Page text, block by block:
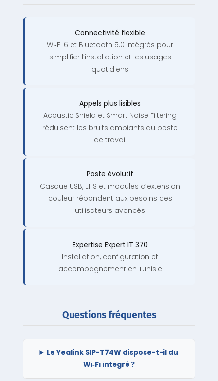
Connectivité flexible
Wi‑Fi 6 et Bluetooth 5.0 intégrés pour
simplifier l’installation et les usages
quotidiens
Appels plus lisibles
Acoustic Shield et Smart Noise Filtering
réduisent les bruits ambiants au poste
de travail
Poste évolutif
Casque USB, EHS et modules d’extension
couleur répondent aux besoins des
utilisateurs avancés
Expertise Expert IT 370
Installation, configuration et
accompagnement en Tunisie
Questions fréquentes
Le Yealink SIP-T74W dispose-t-il du
Wi‑Fi intégré ?